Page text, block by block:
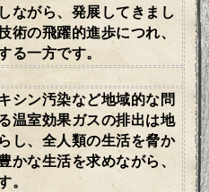
ながら、発展してきまし
術の飛躍的進歩につれ、
る一方です。
シン汚染など地域的な問
温室効果ガスの排出は地
し、全人類の生活を脅か
な生活を求めながら、
。